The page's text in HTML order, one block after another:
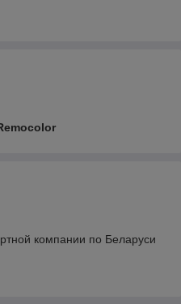
компании по Беларуси